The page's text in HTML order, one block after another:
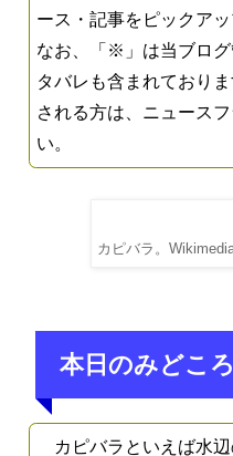
ース・記事をピックアッ
なお、「※」は当ブロ
タバレも含まれており
される方は、ニュース
い。
カピバラ。
本日のみどころ
カピバラといえば水